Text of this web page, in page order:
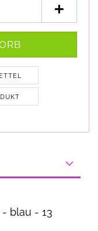
blau - 13